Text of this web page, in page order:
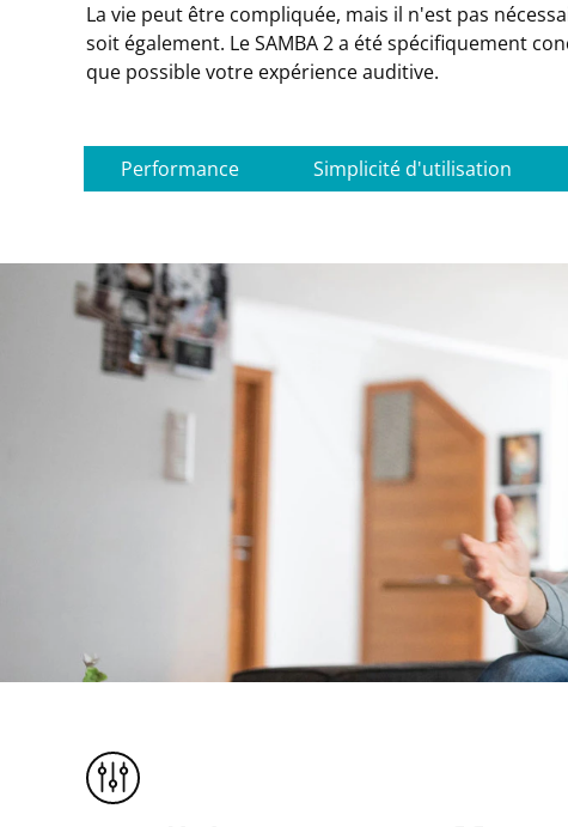
La vie peut être compliquée, mais il n'est pas
soit également. Le SAMBA 2 a été spécifiquement
que possible votre expérience auditive.
Performance Simplicité d'utilisation